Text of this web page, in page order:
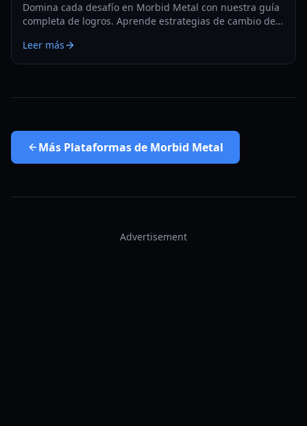
Domina cada desafío en Morbid Metal con nuestra guía
completa de logros. Aprende estrategias de cambio de
trofeo del 100% de finalización.
Leer más
Más Plataformas de Morbid Metal
Advertisement